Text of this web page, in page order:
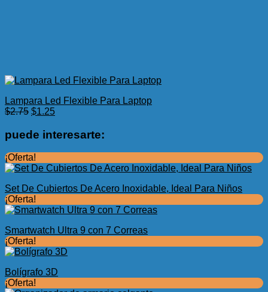
Lampara Led Flexible Para Laptop
$2.75 El
original
$2.75.
$1.25El
actual
$1.25.
puede interesarte:
¡Oferta!
Set De Cubiertos De Acero Inoxidable, Ideal Para Niños
¡Oferta!
Smartwatch Ultra 9 con 7 Correas
¡Oferta!
Bolígrafo 3D
¡Oferta!